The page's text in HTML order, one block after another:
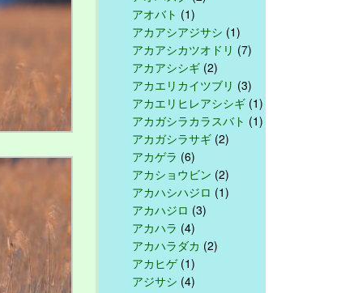
アオバト (1)
アカアシアジサシ (1)
アカアシカツオドリ (7)
アカアシシギ (2)
アカエリカイツブリ (3)
アカエリヒレアシシギ (1)
アカガシラカラスバト (1)
アカガシラサギ (2)
アカゲラ (6)
アカショウビン (2)
アカハシハジロ (1)
アカハジロ (3)
アカハラ (4)
アカハラダカ (2)
アカヒゲ(1)
アジサシ (4)